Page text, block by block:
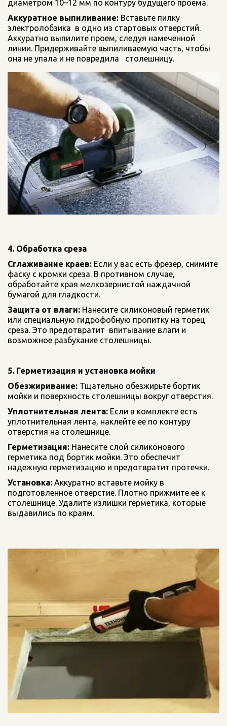
диаметром 10–12 мм по контуру будущего проема.
Аккуратное выпиливание: Вставьте пилку
электролобзика  в одно из стартовых отверстий.
Аккуратно выпилите проем, следуя намеченной
линии. Придерживайте выпиливаемую часть, чтобы
она не упала и не повредила   столешницу.
4. Обработка среза
Сглаживание краев: Если у вас есть фрезер, снимите
фаску с кромки среза. В противном случае,
обработайте края мелкозернистой наждачной
бумагой для гладкости.
Защита от влаги: Нанесите силиконовый герметик
или специальную гидрофобную пропитку на торец
среза. Это предотвратит  впитывание влаги и
возможное разбухание столешницы.
5. Герметизация и установка мойки
Обезжиривание: Тщательно обезжирьте бортик
мойки и поверхность столешницы вокруг отверстия.
Уплотнительная лента: Если в комплекте есть
уплотнительная лента, наклейте ее по контуру
отверстия на столешнице.
Герметизация: Нанесите слой силиконового
герметика под бортик мойки. Это обеспечит
надежную герметизацию и предотвратит протечки.
Установка: Аккуратно вставьте мойку в
подготовленное отверстие. Плотно прижмите ее к
столешнице. Удалите излишки герметика, которые
выдавились по краям.